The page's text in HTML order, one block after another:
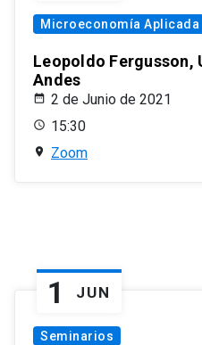
Microeconomía Aplicada
Leopoldo Fergusson,
Andes
2 de Junio de 2021
15:30
Zoom
1 JUN
Seminarios